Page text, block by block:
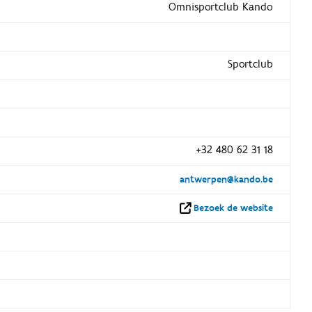
Omnisportclub Kando
Sportclub
+32 480 62 31 18
antwerpen@kando.be
Bezoek de website